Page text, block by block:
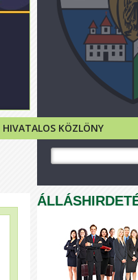
HIVATALOS KÖZLÖNY